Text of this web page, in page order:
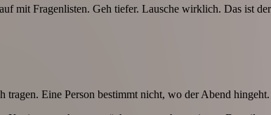
mit Fragenlisten. Geh tiefer. Lausche wirklich. Das ist
tragen. Eine Person bestimmt nicht, wo der Abend hingeht.